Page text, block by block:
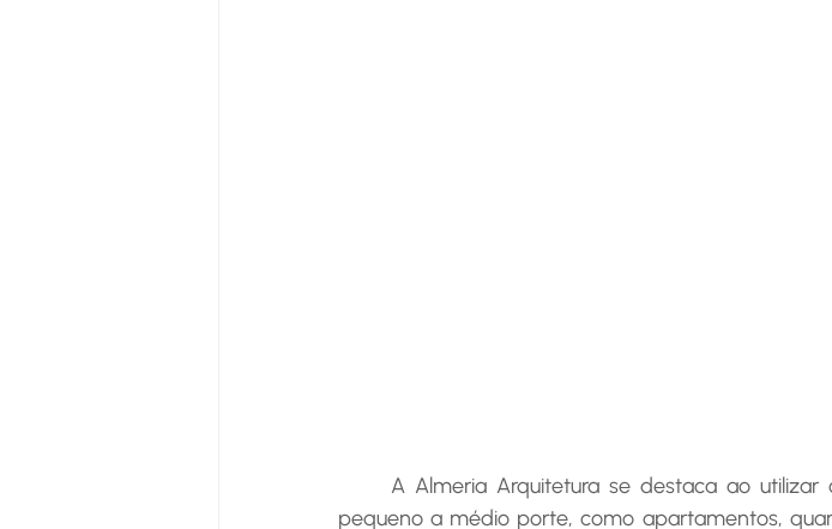
pequeno a médio porte, como apartamentos,